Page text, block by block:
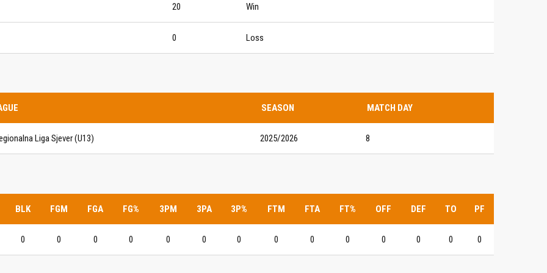
20 Win
0 Loss
SEASON MATCH DAY
Liga Sjever (U13) 2025/2026 8
BLK FGM FGA FG% 3PM 3PA 3P% FTM FTA FT% OFF DEF TO PF
0 0 0 0 0 0 0 0 0 0 0 0 0 0
trener seniorske
trenerski stožer
u revijalnoj utakmici
NCAA ekipu OBU
Pretkadeti U15